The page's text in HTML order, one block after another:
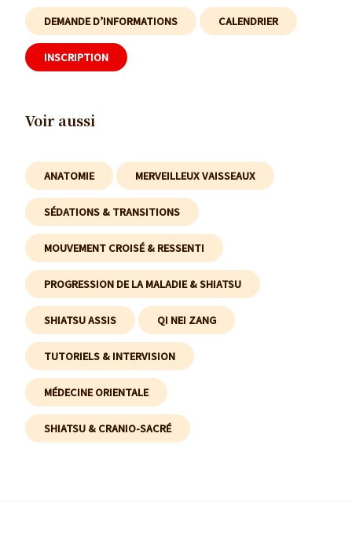
DEMANDE D’INFORMATIONS CALENDRIER
INSCRIPTION
Voir aussi
ANATOMIE MERVEILLEUX VAISSEAUX
SÉDATIONS & TRANSITIONS
MOUVEMENT CROISÉ & RESSENTI
PROGRESSION DE LA MALADIE & SHIATSU
SHIATSU ASSIS QI NEI ZANG
TUTORIELS & INTERVISION
MÉDECINE ORIENTALE
SHIATSU & CRANIO-SACRÉ